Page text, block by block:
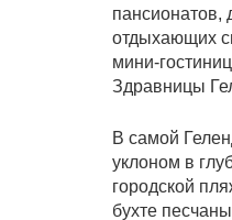
пансионатов,
отдыхающих
мини-
Здравницы
В самой
уклоном в
городской
бухте